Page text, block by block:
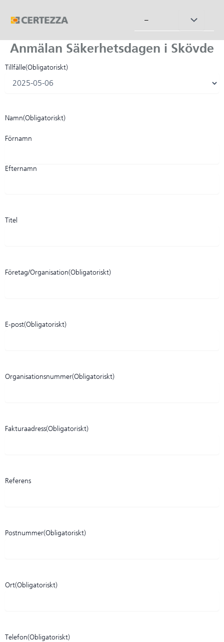
– Slå
på/av
Anmälan Säkerhetsdagen i Skövde
Tillfälle(Obligatoriskt)
Namn(Obligatoriskt)
Förnamn
Efternamn
Titel
Företag/Organisation(Obligatoriskt)
E-post(Obligatoriskt)
Organisationsnummer(Obligatoriskt)
Fakturaadress(Obligatoriskt)
Referens
Postnummer(Obligatoriskt)
Ort(Obligatoriskt)
Telefon(Obligatoriskt)